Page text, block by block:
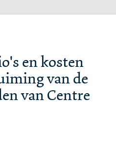
en kosten
van de
van Centre